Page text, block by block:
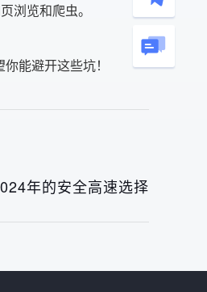
浏览和爬虫。
能避开这些坑！
年的安全高速选择